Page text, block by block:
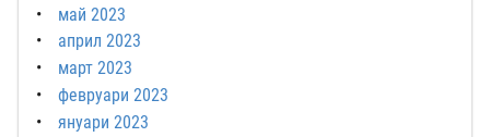
май 2023
април 2023
март 2023
февруари 2023
януари 2023